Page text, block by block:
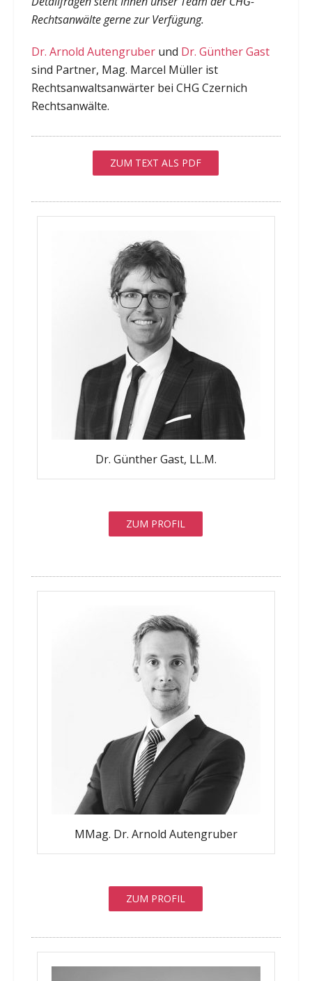
Rechtsanwälte gerne zur Verfügung.
Dr. Arnold Autengruberund Dr. Günther Gast
sind Partner, Mag. Marcel Müller ist
Rechtsanwaltsanwärter bei CHG Czernich
Rechtsanwälte.
ZUM TEXT ALS PDF
Dr. Günther Gast, LL.M.
ZUM PROFIL
MMag. Dr. Arnold Autengruber
ZUM PROFIL